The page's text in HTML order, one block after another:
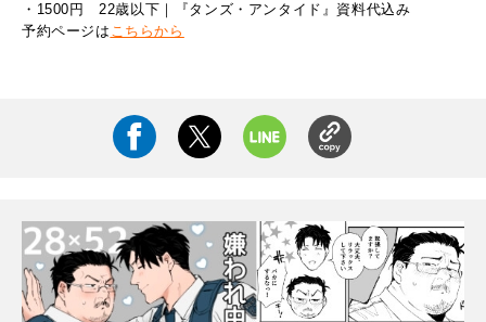
・1500円 22歳以下｜『タンズ・アンタイド』資料代込み
予約ページは こちらから